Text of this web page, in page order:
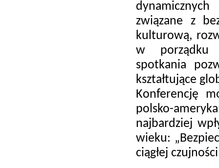
związane z
kulturową,
w porządku
spotkania
kształtujące
Konferencję
polsko-
najbardziej
wieku:
ciągłej